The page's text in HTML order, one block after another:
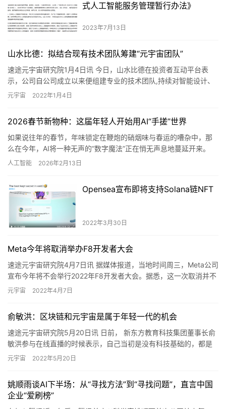
元宇宙一周报
赞(0)
生成海报
华为：“云笙”能力全面升级，元宇宙技术支撑要做好三
方面
上一篇
年轻人有了独一无二的潮流数字头像，得物App首发三
款数字藏品，限量公售1800个
下一篇
2022年6月17日 19:22
相关推荐
国家网信办等七部门联合公布《生成
式人工智能服务管理暂行办法》
山水比德：拟结合现有技术团队筹建“元宇宙团队”